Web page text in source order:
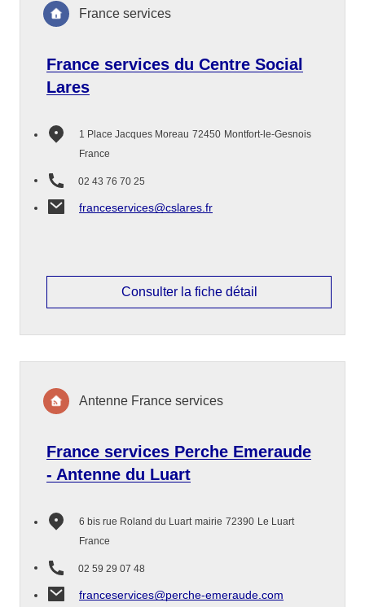
France services du Centre Social
Lares
1 Place Jacques Moreau 72450 Montfort-le-Gesnois
France
02 43 76 70 25
franceservices@cslares.fr
France services
Consulter la fiche détail
France services Perche Emeraude
- Antenne du Luart
6 bis rue Roland du Luart mairie 72390 Le Luart
France
02 59 29 07 48
franceservices@perche-emeraude.com
Antenne France services